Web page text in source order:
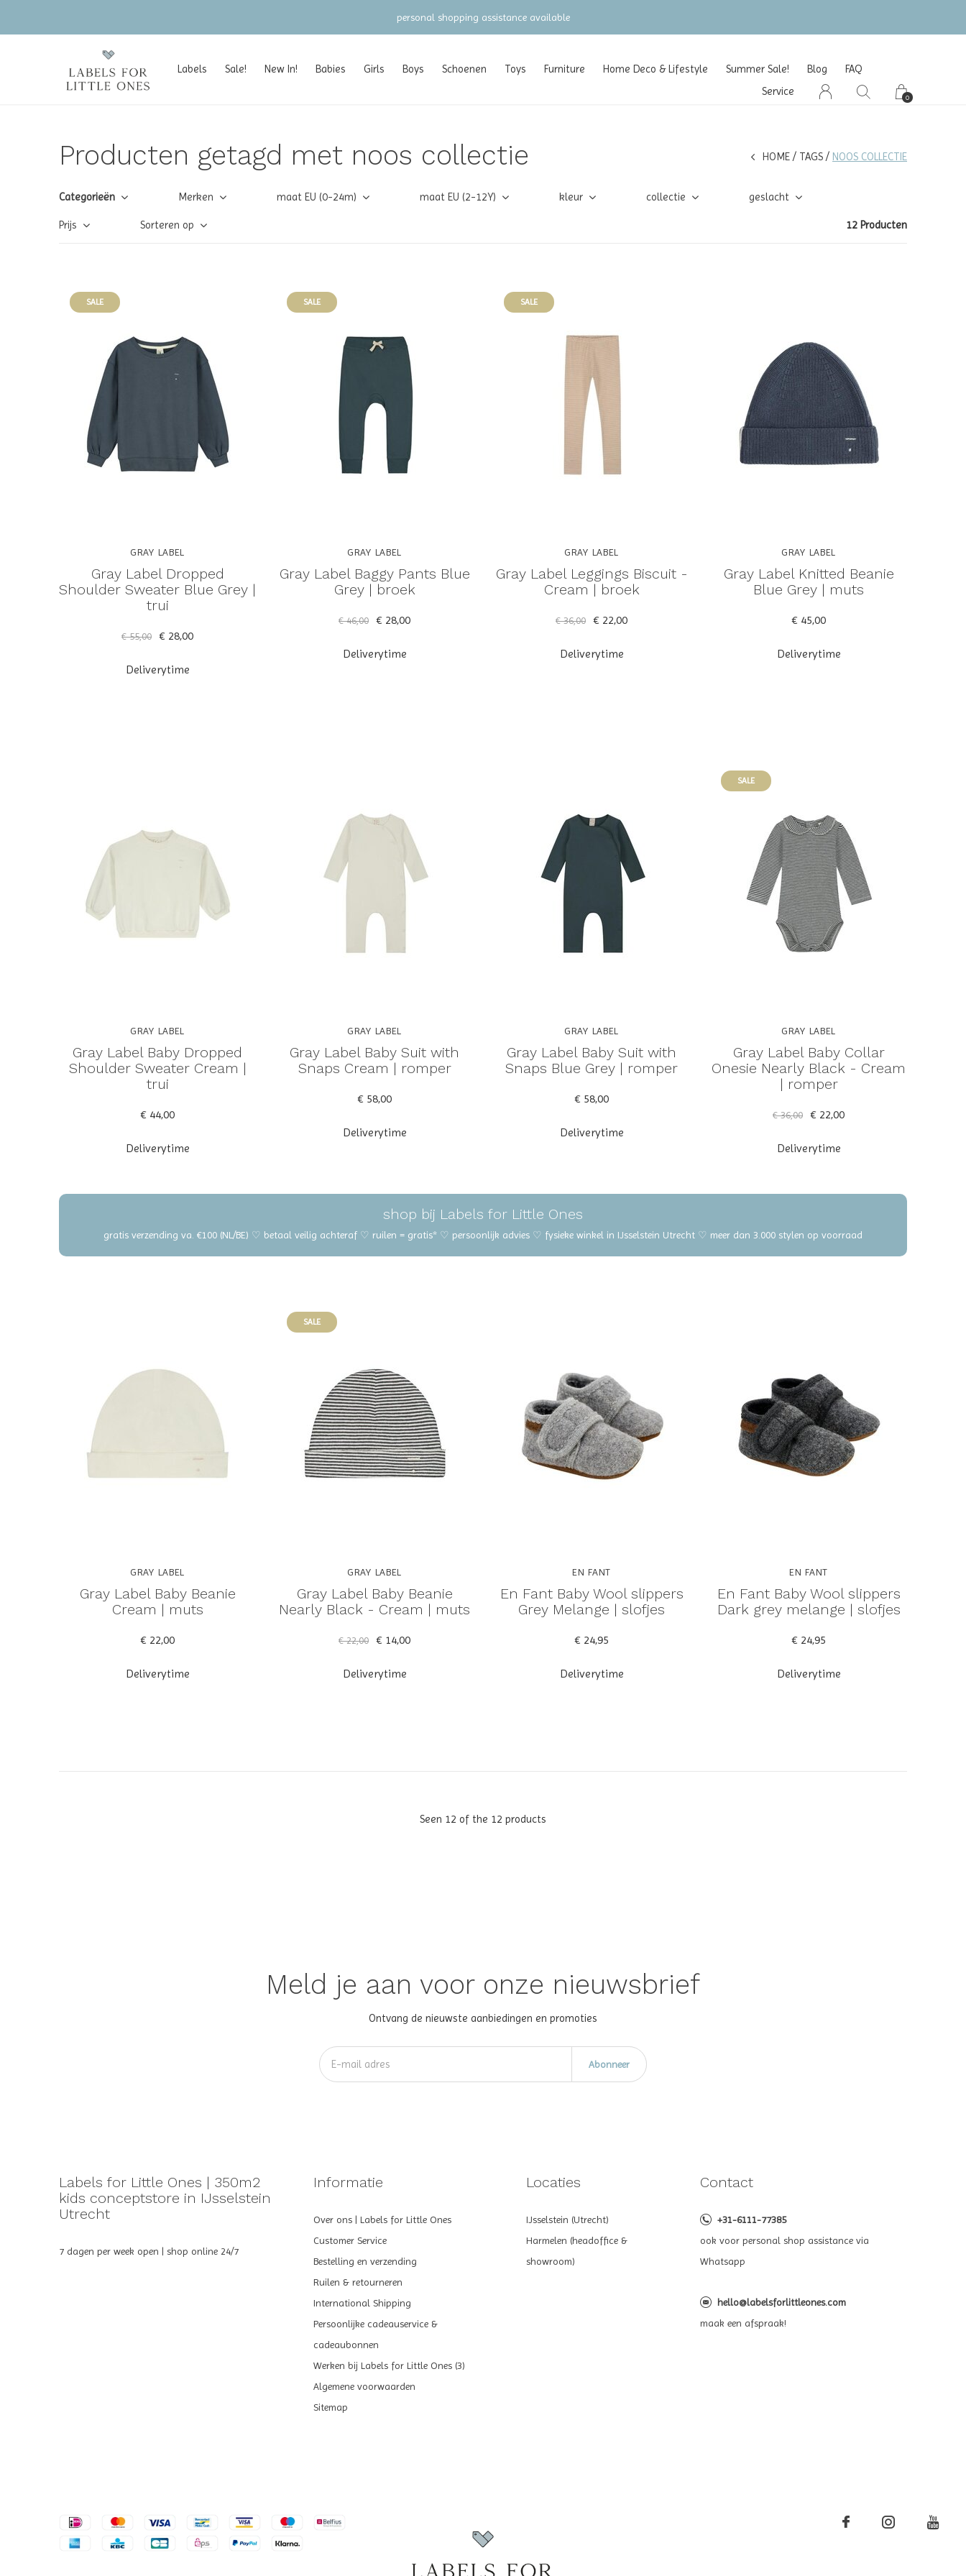
Labels Sale! New In! Babies Girls Boys Schoenen Toys Furniture Home Deco & Lifestyle Summer Sale! Blog
FAQ
Service
0
gratis verzending vanaf €100 (NL/BE/DE)
Producten getagd met noos collectie HOME TAGS NOOS COLLECTIE
Categorieën Merken maat EU (0-24m) maat EU (2-12Y) kleur collectie geslacht
Prijs Sorteren op 12 Producten
SALE
GRAY LABEL
Gray Label Dropped
Shoulder Sweater Blue Grey |
trui
€ 55,00 € 28,00
Deliverytime
SALE
GRAY LABEL
Gray Label Baggy Pants Blue
Grey | broek
€ 46,00 € 28,00
Deliverytime
SALE
GRAY LABEL
Gray Label Leggings Biscuit -
Cream | broek
€ 36,00 € 22,00
Deliverytime
GRAY LABEL
Gray Label Knitted Beanie
Blue Grey | muts
€ 45,00
Deliverytime
GRAY LABEL
Gray Label Baby Dropped
Shoulder Sweater Cream |
trui
€ 44,00
Deliverytime
GRAY LABEL
Gray Label Baby Suit with
Snaps Cream | romper
€ 58,00
Deliverytime
GRAY LABEL
Gray Label Baby Suit with
Snaps Blue Grey | romper
€ 58,00
Deliverytime
SALE
GRAY LABEL
Gray Label Baby Collar
Onesie Nearly Black - Cream
| romper
€ 36,00 € 22,00
Deliverytime
shop bij Labels for Little Ones
gratis verzending va. €100 (NL/BE) ♡ betaal veilig achteraf ♡ ruilen = gratis* ♡ persoonlijk advies ♡ fysieke winkel in IJsselstein Utrecht ♡ meer dan 3.000 stylen op voorraad
GRAY LABEL
Gray Label Baby Beanie
Cream | muts
€ 22,00
Deliverytime
SALE
GRAY LABEL
Gray Label Baby Beanie
Nearly Black - Cream | muts
€ 22,00 € 14,00
Deliverytime
EN FANT
En Fant Baby Wool slippers
Grey Melange | slofjes
€ 24,95
Deliverytime
EN FANT
En Fant Baby Wool slippers
Dark grey melange | slofjes
€ 24,95
Deliverytime
Seen 12 of the 12 products
Meld je aan voor onze nieuwsbrief
Ontvang de nieuwste aanbiedingen en promoties
Abonneer
Labels for Little Ones | 350m2
kids conceptstore in IJsselstein
Utrecht
7 dagen per week open | shop online 24/7
Informatie
Over ons | Labels for Little Ones
Customer Service
Bestelling en verzending
Ruilen & retourneren
International Shipping
Persoonlijke cadeauservice &
cadeaubonnen
Werken bij Labels for Little Ones (3)
Algemene voorwaarden
Sitemap
Locaties
IJsselstein (Utrecht)
Harmelen (headoffice &
showroom)
Contact
+31-6111-77385
ook voor personal shop assistance via
Whatsapp
hello@labelsforlittleones.com
maak een afspraak!